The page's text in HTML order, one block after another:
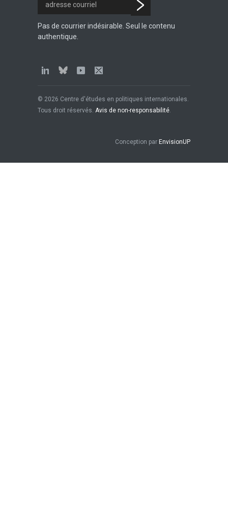
Pas de courrier indésirable. Seul le contenu
authentique.
© 2026 Centre d'études en politiques internationales.
Tous droit réservés. Avis de non-responsabilité.
Conception par EnvisionUP